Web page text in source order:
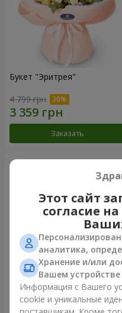
Букет "Эритрея"
4 799 грн
Заказать
Букет "Розовая нежность"
4 284 грн
Этот сайт
согласие
аналитика,
Хранение и/или
Вашем устройстве
Информация с Вашего
cookie и уникальные